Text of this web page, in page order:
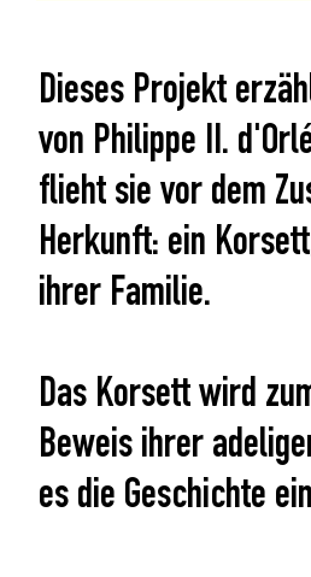
Dieses Projekt
von Philippe II.
flieht sie vor dem
Herkunft: ein
ihrer Familie.
Das Korsett wird
Beweis ihrer
es die Geschichte